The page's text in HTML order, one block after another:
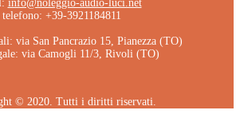
info@noleggio-audio-luci.net
telefono: +39-3921184811
via San Pancrazio 15, Pianezza (TO)
via Camogli 11/3, Rivoli (TO)
© 2020. Tutti i diritti riservati.